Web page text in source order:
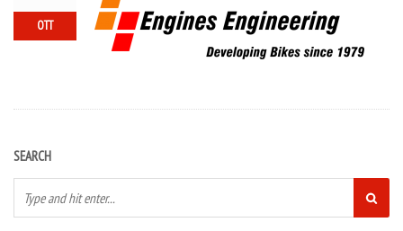
OTT
SEARCH